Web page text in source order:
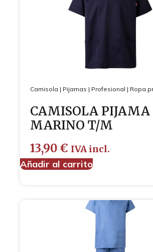
Camisola | Pijamas | Profesional | Ropa
CAMISOLA
MARINO T/M
13,90 € IVA incl.
Añadir al carrito